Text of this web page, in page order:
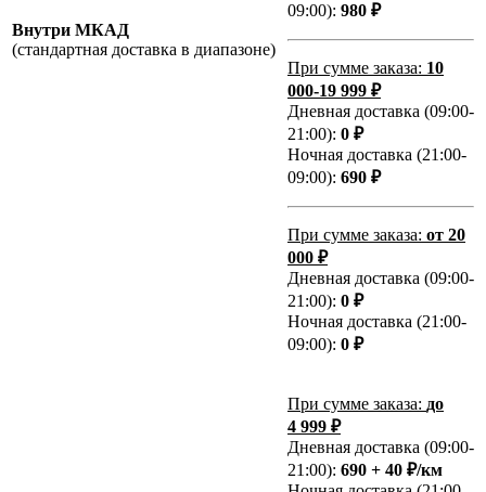
Внутри МКАД
(стандартная доставка в диапазоне)
09:00): 980 ₽
При сумме заказа: 10
000-19 999 ₽
Дневная доставка (09:00-
21:00): 0 ₽
Ночная доставка (21:00-
09:00): 690 ₽
При сумме заказа: от 20
000 ₽
Дневная доставка (09:00-
21:00): 0 ₽
Ночная доставка (21:00-
09:00): 0 ₽
При сумме заказа: до
4 999 ₽
Дневная доставка (09:00-
21:00): 690 + 40 ₽/км